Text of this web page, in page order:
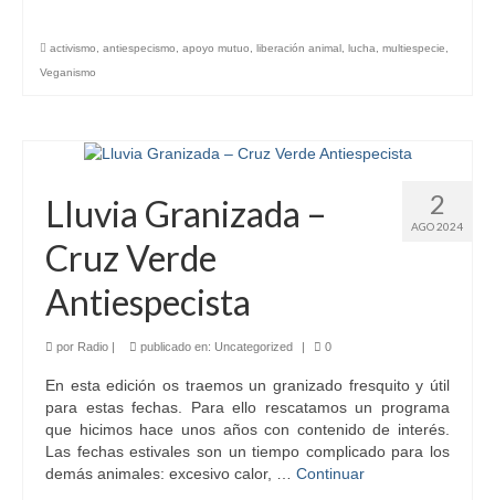
activismo antiespecismo apoyo mutuo liberación animal lucha multiespecie
Veganismo
2
AGO 2024
Lluvia Granizada –
Cruz Verde
Antiespecista
por Radio | publicado en: Uncategorized | 0
En esta edición os traemos un granizado fresquito y útil
para estas fechas. Para ello rescatamos un programa
que hicimos hace unos años con contenido de interés.
Las fechas estivales son un tiempo complicado para los
demás animales: excesivo calor, … Continuar